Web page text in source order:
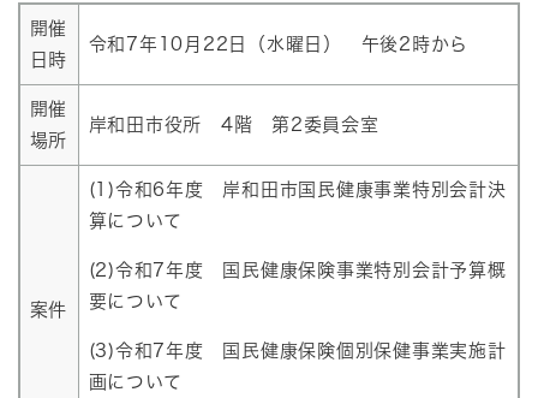
開催
日時
令和7年10月22日（水曜日） 午後2時から
開催
場所
岸和田市役所 4階 第2委員会室
案件
(1)令和6年度 岸和田市国民健康事業特別会計決
算について
(2)令和7年度 国民健康保険事業特別会計予算概
要について
(3)令和7年度 国民健康保険個別保健事業実施計
画について